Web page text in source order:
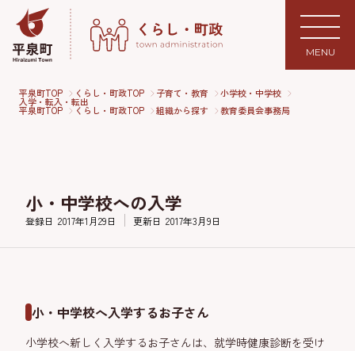
MENU
平泉町TOP くらし・町政TOP 子育て・教育 小学校・中学校
入学・転入・転出
平泉町TOP くらし・町政TOP 組織から探す 教育委員会事務局
小・中学校への入学
登録日 2017年1月29日 更新日 2017年3月9日
小・中学校へ入学するお子さん
小学校へ新しく入学するお子さんは、就学時健康診断を受け